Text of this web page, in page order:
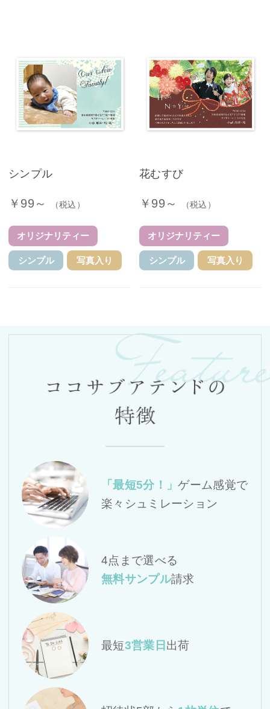
シンプル
￥99～ （税込）
オリジナリティー
シンプル 写真入り
花むすび
￥99～ （税込）
オリジナリティー
シンプル 写真入り
「最短5分！」ゲーム感覚で
楽々シュミレーション
4点まで選べる
無料サンプル請求
最短3営業日 出荷